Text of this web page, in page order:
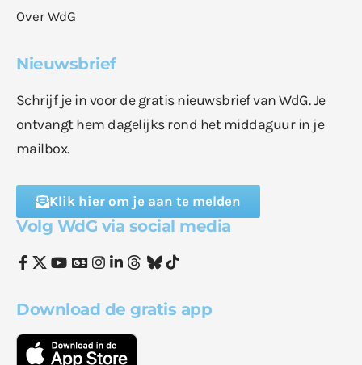
Over WdG
Nieuwsbrief
Schrijf je in voor de gratis nieuwsbrief van WdG. Je
ontvangt hem dagelijks rond het middaguur in je
mailbox.
Klik hier om je aan te melden
Volg WdG via social media
Download de gratis app